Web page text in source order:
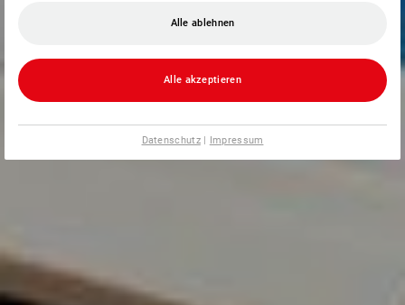
Alle ablehnen
Alle akzeptieren
Datenschutz| Impressum